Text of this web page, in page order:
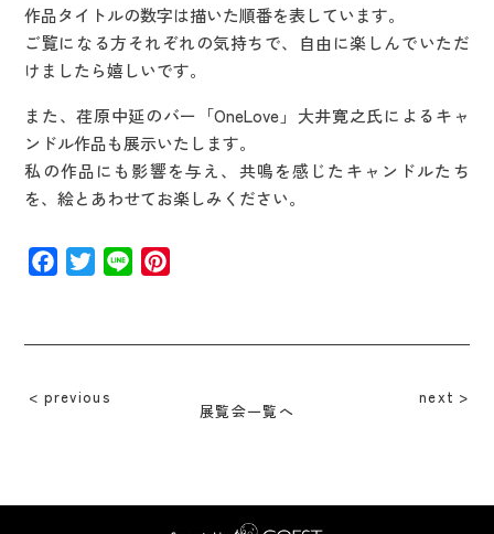
作品タイトルの数字は描いた順番を表しています。
ご覧になる方それぞれの気持ちで、自由に楽しんでいただ
けましたら嬉しいです。
また、荏原中延のバー「OneLove」大井寛之氏によるキャ
ンドル作品も展示いたします。
私の作品にも影響を与え、共鳴を感じたキャンドルたち
を、絵とあわせてお楽しみください。
Facebook
Twitter
Line
previous next
展覧会一覧へ